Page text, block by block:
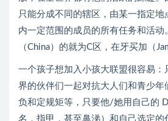
只能分成不同的辖区，由某一指定地
内一定范围的成员的所有任务和活动
（China）的就为C区，在牙买加（
一个孩子想加入小孩大联盟很容易
界的伙伴们一起对抗大人们和青少年
负和定规矩等，只要他/她用自己的
名，指甲，甚至鼻涕）和自己选定的